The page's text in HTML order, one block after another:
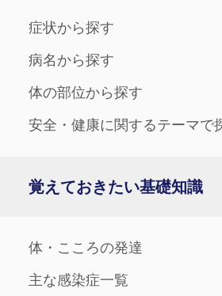
症状から探す
病名から探す
体の部位から探す
安全・健康に関するテーマで
覚えておきたい基礎知識
体・こころの発達
主な感染症一覧